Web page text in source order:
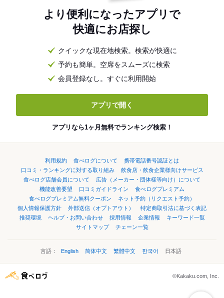
より便利になったアプリで
快適にお店探し
クイックな現在地検索。検索が快適に
予約も簡単。空席をスムーズに検索
会員登録なし。すぐに利用開始
アプリで開く
アプリなら1ヶ月無料でランキング検索！
利用規約 食べログについて
携帯電話番号認証とは
口コミ・ランキングに対する取り組み
飲食店・飲食企業様向けサービス
食べログ店舗会員について
広告（メーカー・団体様等向け）について
機能改善要望
口コミガイドライン
食べログプレミアム
食べログプレミアム無料クーポン
ネット予約（リクエスト予約）
個人情報保護方針
外部送信（オプトアウト）
特定商取引法に基づく表記
推奨環境
ヘルプ・お問い合わせ 採用情報 企業情報
キーワード一覧
サイトマップ
チェーン一覧
言語： English 简体中文 繁體中文 한국어 日本語
©Kakaku.com, Inc.